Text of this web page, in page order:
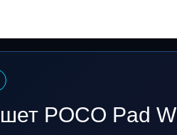
POCO Pad